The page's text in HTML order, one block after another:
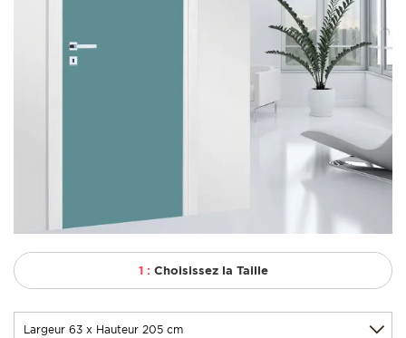
1 : Choisissez la Taille